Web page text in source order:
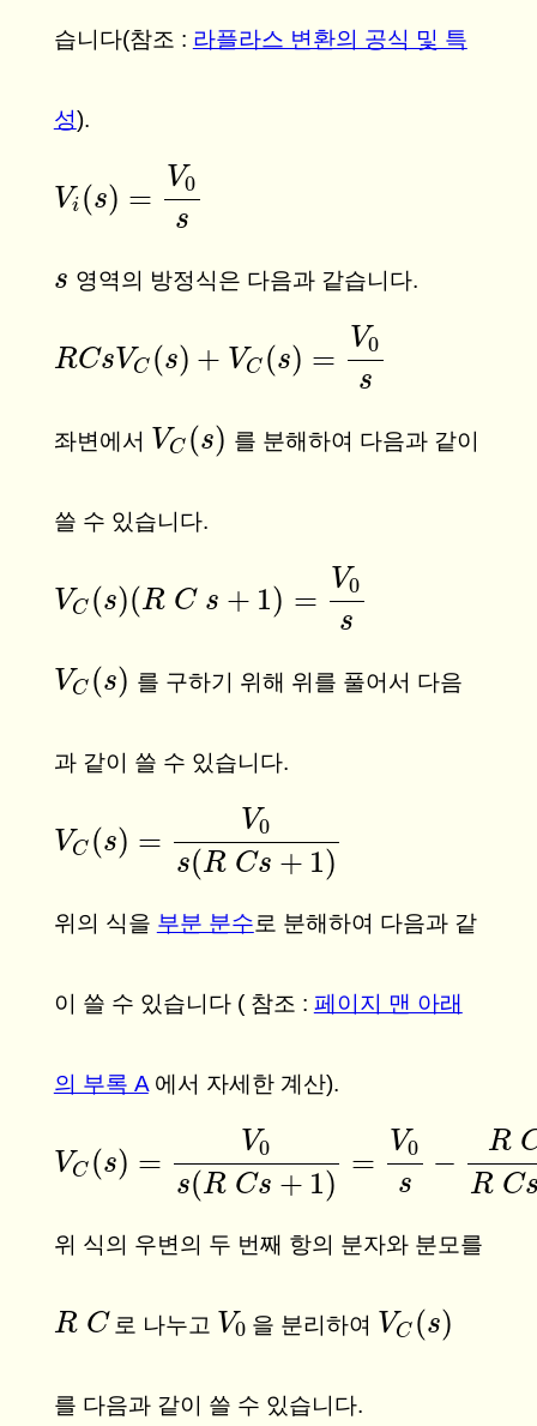
습니다(참조 : 라플라스 변환의 공식 및 특
성).
Vi (s) =
V0
s
Vi(s)= V0 s
s
s 영역의 방정식은 다음과 같습니다.
RCsVC (s) + VC (s) =
V0
s
RCsVC(s)+ VC( s)=V 0 s
좌변에서 VC (s)
VC(s) 를 분해하여 다음과 같이
쓸 수 있습니다.
VC (s)(R C s + 1) =
V0
s
VC(s) (RCs+1 )= V0 s
VC (s)
VC(s) 를 구하기 위해 위를 풀어서 다음
과 같이 쓸 수 있습니다.
VC (s) =
V0
s(R Cs + 1)
VC(s) = V0 s(RCs+1)
위의 식을 부분 분수로 분해하여 다음과 같
이 쓸 수 있습니다 ( 참조 : 페이지 맨 아래
의 부록 A에서 자세한 계산).
VC (s) =
V0
s(R Cs + 1)
=
V0
s
−
R
R C
VC(s) = V0 s(RCs+1)=V0s− RC V0R Cs +1
위 식의 우변의 두 번째 항의 분자와 분모를
R C
RC 로 나누고 V0
V0 을 분리하여 VC (s)
VC(s)
를 다음과 같이 쓸 수 있습니다.